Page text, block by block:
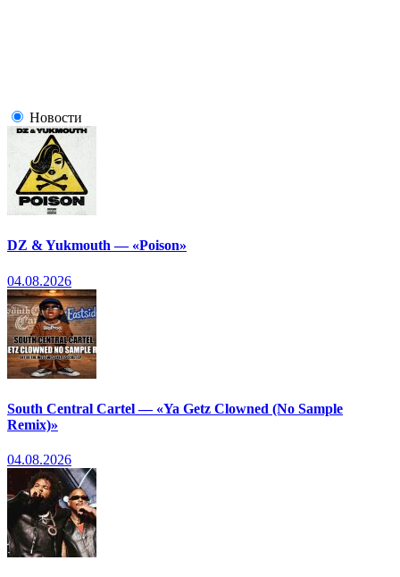
Новости
DZ & Yukmouth — «Poison»
04.08.2026
South Central Cartel — «Ya Getz Clowned (No Sample
Remix)»
04.08.2026